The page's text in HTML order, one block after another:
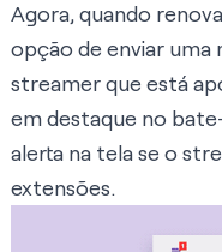
Agora, quando
opção de enviar
streamer que está
em destaque no
alerta na tela se o
extensões.